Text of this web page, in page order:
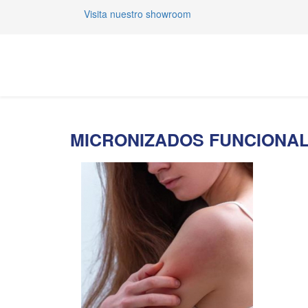
Visita nuestro showroom
MICRONIZADOS